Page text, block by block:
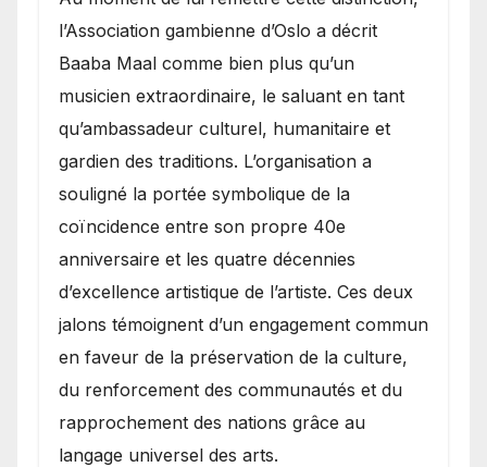
l’Association gambienne d’Oslo a décrit
Baaba Maal comme bien plus qu’un
musicien extraordinaire, le saluant en tant
qu’ambassadeur culturel, humanitaire et
gardien des traditions. L’organisation a
souligné la portée symbolique de la
coïncidence entre son propre 40e
anniversaire et les quatre décennies
d’excellence artistique de l’artiste. Ces deux
jalons témoignent d’un engagement commun
en faveur de la préservation de la culture,
du renforcement des communautés et du
rapprochement des nations grâce au
langage universel des arts.